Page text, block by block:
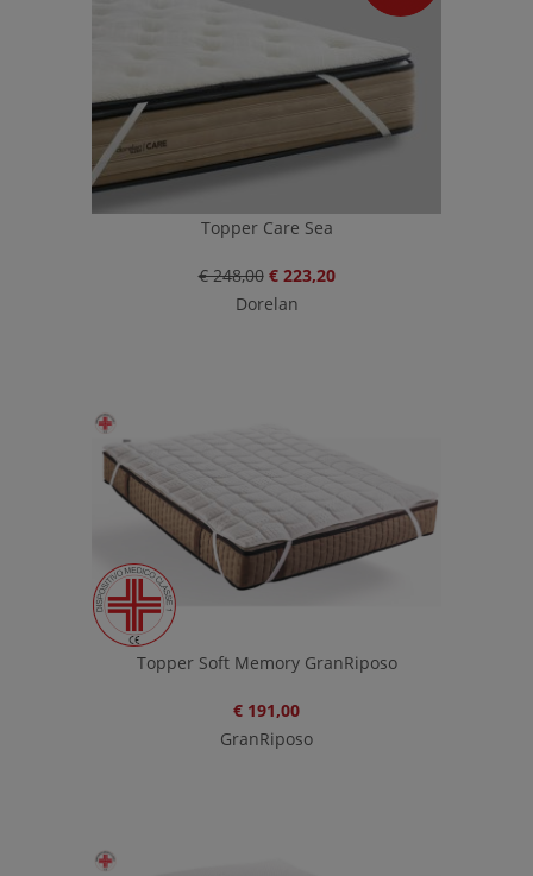
Topper Care Sea
€ 248,00 € 223,20
Dorelan
Topper Soft Memory GranRiposo
€ 191,00
GranRiposo